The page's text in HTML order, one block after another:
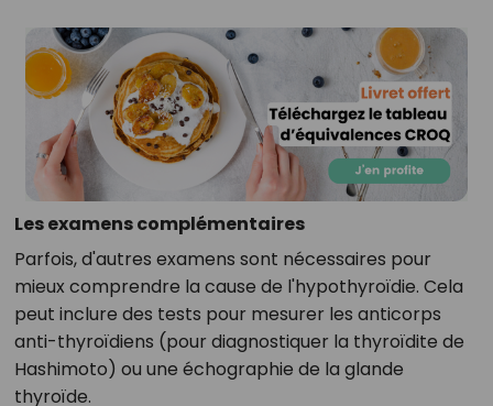
Les examens complémentaires
Parfois, d'autres examens sont nécessaires pour
mieux comprendre la cause de l'hypothyroïdie. Cela
peut inclure des tests pour mesurer les anticorps
anti-thyroïdiens (pour diagnostiquer la thyroïdite de
Hashimoto) ou une échographie de la glande
thyroïde.